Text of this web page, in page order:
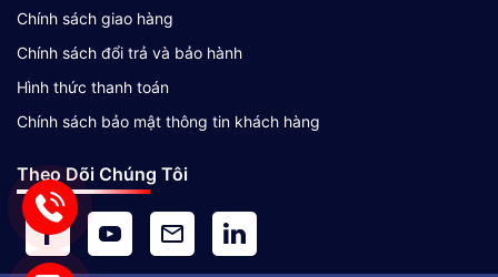
Chính sách giao hàng
Chính sách đổi trả và bảo hành
Hình thức thanh toán
Chính sách bảo mật thông tin khách hàng
Theo Dõi Chúng Tôi